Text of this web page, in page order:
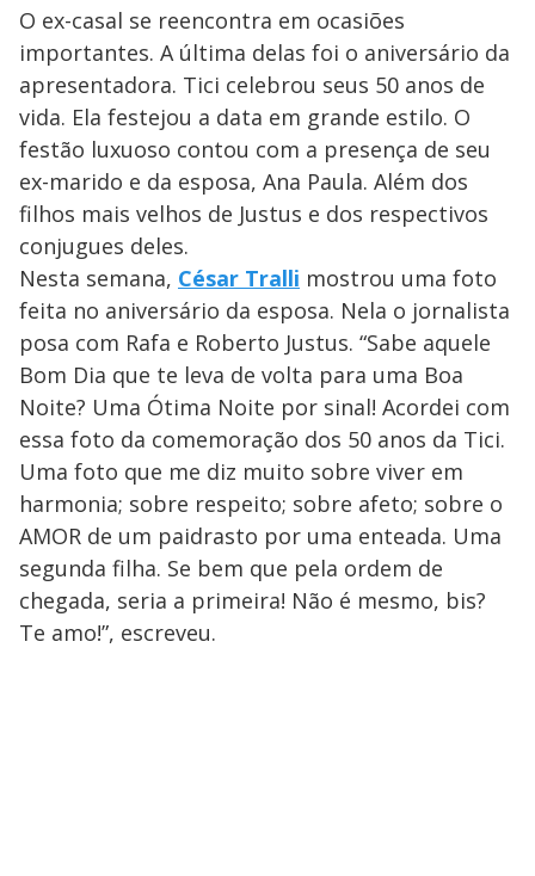
O ex-casal se reencontra em ocasiões
importantes. A última delas foi o aniversário da
apresentadora. Tici celebrou seus 50 anos de
vida. Ela festejou a data em grande estilo. O
festão luxuoso contou com a presença de seu
ex-marido e da esposa, Ana Paula. Além dos
filhos mais velhos de Justus e dos respectivos
conjugues deles.
Nesta semana, César Tralli mostrou uma foto
feita no aniversário da esposa. Nela o jornalista
posa com Rafa e Roberto Justus. “Sabe aquele
Bom Dia que te leva de volta para uma Boa
Noite? Uma Ótima Noite por sinal! Acordei com
essa foto da comemoração dos 50 anos da Tici.
Uma foto que me diz muito sobre viver em
harmonia; sobre respeito; sobre afeto; sobre o
AMOR de um paidrasto por uma enteada. Uma
segunda filha. Se bem que pela ordem de
chegada, seria a primeira! Não é mesmo, bis?
Te amo!”, escreveu.